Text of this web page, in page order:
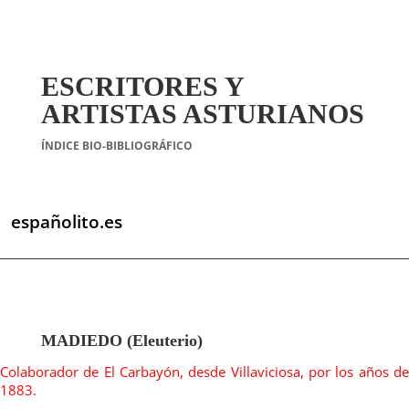
ESCRITORES Y
ARTISTAS ASTURIANOS
ÍNDICE BIO-BIBLIOGRÁFICO
españolito.es
MADIEDO (Eleuterio)
Colaborador de El Carbayón, desde Villaviciosa, por los años de
1883.